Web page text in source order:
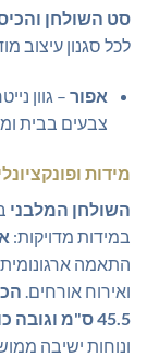
סט השולחן
לכל סגנון עיצוב
אפור– גוון
צבעים בבית
מידות
השולחן המלבני
במידות מדויקות: אורך
התאמה
ואירוח אורחים.
45.5 ס"מ וגובה כולל 89 ס"מ
ונוחות ישיבה